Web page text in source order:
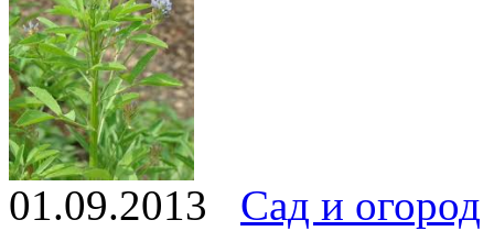
01.09.2013
Сад и огород